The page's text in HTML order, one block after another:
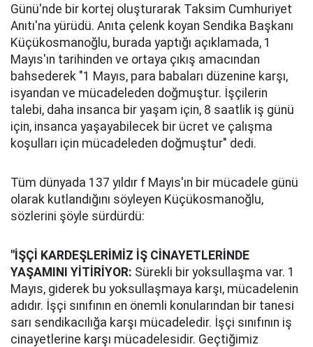
Günü'nde bir kortej oluşturarak Taksim Cumhuriyet
Anıtı'na yürüdü. Anıta çelenk koyan Sendika Başkanı
Küçükosmanoğlu, burada yaptığı açıklamada, 1
Mayıs'ın tarihinden ve ortaya çıkış amacından
bahsederek "1 Mayıs, para babaları düzenine karşı,
isyandan ve mücadeleden doğmuştur. İşçilerin
talebi, daha insanca bir yaşam için, 8 saatlik iş günü
için, insanca yaşayabilecek bir ücret ve çalışma
koşulları için mücadeleden doğmuştur" dedi.
Tüm dünyada 137 yıldır f Mayıs'ın bir mücadele günü
olarak kutlandığını söyleyen Küçükosmanoğlu,
sözlerini şöyle sürdürdü:
"İŞÇİ KARDEŞLERİMİZ İŞ CİNAYETLERİNDE
YAŞAMINI YİTİRİYOR: Sürekli bir yoksullaşma var. 1
Mayıs, giderek bu yoksullaşmaya karşı, mücadelenin
adıdır. İşçi sınıfının en önemli konularından bir tanesi
sarı sendikacılığa karşı mücadeledir. İşçi sınıfının iş
cinayetlerine karşı mücadelesidir. Geçtiğimiz